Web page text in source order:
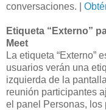
conversaciones. |
Etiqueta “Externo”
Meet
La etiqueta “Externo”
usuarios verán una
izquierda de la
reunión participantes
el panel Personas, los